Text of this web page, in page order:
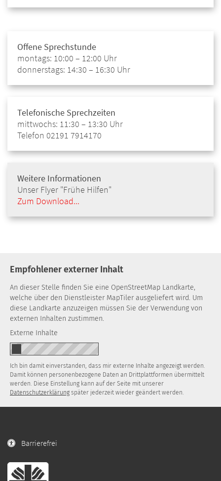
Offene Sprechstunde
montags: 10:00 – 12:00 Uhr
donnerstags: 14:30 – 16:30 Uhr
Telefonische Sprechzeiten
mittwochs: 11:30 – 13:30 Uhr
Telefon 02191 7914170
Weitere Informationen
Unser Flyer "Frühe Hilfen"
Zum Download...
Empfohlener externer Inhalt
An dieser Stelle finden Sie eine OpenStreetMap Landkarte,
welche über den Dienstleister MapTiler ausgeliefert wird. Um
diese Landkarte anzuzeigen müssen Sie der Verwendung von
externen Inhalten zustimmen.
Externe Inhalte
Ich bin damit einverstanden, dass mir externe Inhalte angezeigt werden.
Damit können personenbezogene Daten an Drittplattformen übermittelt
werden. Diese Einstellung kann auf der Seite mit unserer
Datenschutzerklärung später jederzeit wieder geändert werden.
Barrierefrei